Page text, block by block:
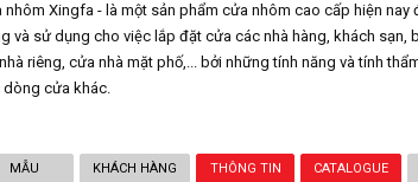
nhôm Xingfa - là một sản phẩm cửa nhôm cao cấp hiện nay
và sử dụng cho việc lắp đặt cửa các nhà hàng, khách sạn,
riêng, cửa nhà mặt phố,... bởi những tính năng và tính
dòng cửa khác.
MẪU KHÁCH HÀNG THÔNG TIN CATALOGUE